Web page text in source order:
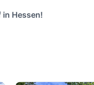
in Hessen!